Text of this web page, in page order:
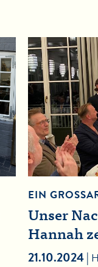
EIN
Unser
Hannah
21.10.2024 |